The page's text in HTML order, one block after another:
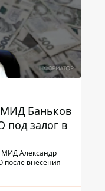
МИД Баньков
залог в
МИД Александр
после внесения